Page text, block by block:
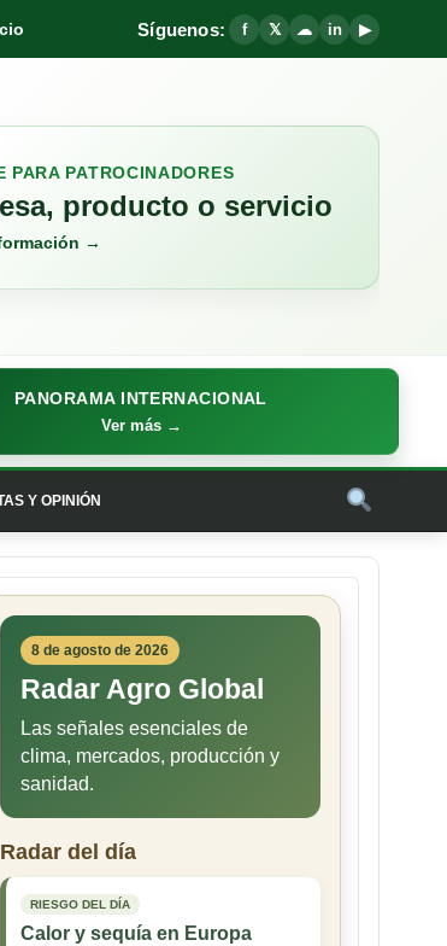
Síguenos: f 𝕏 ☁ in ▶
PARA PATROCINADORES
producto o servicio
→
PANORAMA INTERNACIONAL
Ver más →
Y OPINIÓN
8 de agosto de 2026
Radar Agro Global
Las señales esenciales de
clima, mercados, producción y
sanidad.
Radar del día
RIESGO DEL DÍA
Calor y sequía en Europa